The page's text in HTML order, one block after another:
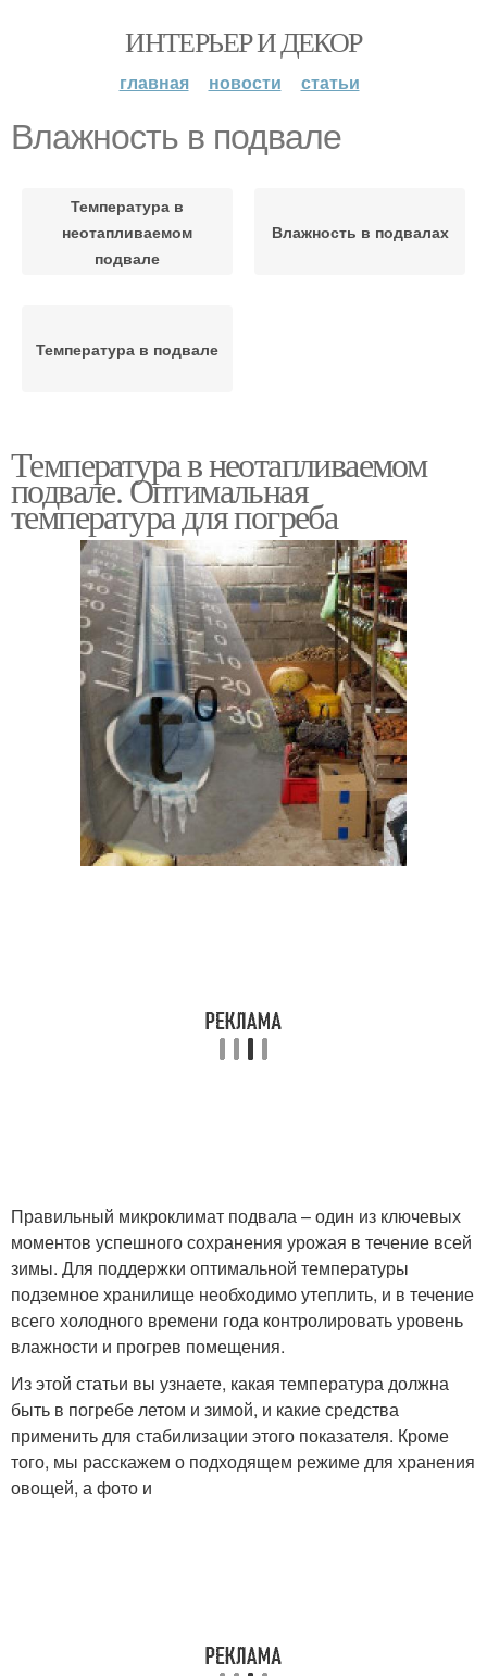
ИНТЕРЬЕР И ДЕКОР
главная новости статьи
Влажность в подвале
Температура в
неотапливаемом
подвале
Влажность в подвалах
Температура в подвале
Температура в неотапливаемом
подвале. Оптимальная
температура для погреба
Правильный микроклимат подвала – один из ключевых
моментов успешного сохранения урожая в течение всей
зимы. Для поддержки оптимальной температуры
подземное хранилище необходимо утеплить, и в течение
всего холодного времени года контролировать уровень
влажности и прогрев помещения.
Из этой статьи вы узнаете, какая температура должна
быть в погребе летом и зимой, и какие средства
применить для стабилизации этого показателя. Кроме
того, мы расскажем о подходящем режиме для хранения
овощей, а фото и